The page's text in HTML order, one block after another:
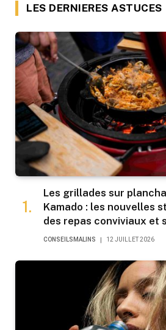
LES DERNIERES ASTUCES
Les grillades sur
Kamado : les nouvelles
des repas conviviaux et
CONSEILSMALINS 12 JUILLET 2026